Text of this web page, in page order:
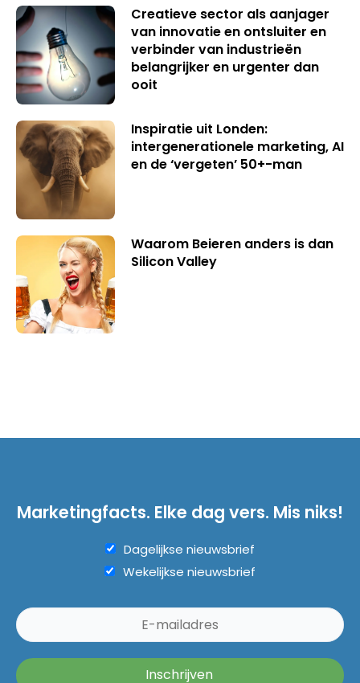
Creatieve sector als aanjager
van innovatie en ontsluiter en
verbinder van industrieën
belangrijker en urgenter dan
ooit
Inspiratie uit Londen:
intergenerationele marketing, AI
en de ‘vergeten’ 50+-man
Waarom Beieren anders is dan
Silicon Valley
Marketingfacts. Elke dag vers. Mis niks!
Dagelijkse nieuwsbrief
Wekelijkse nieuwsbrief